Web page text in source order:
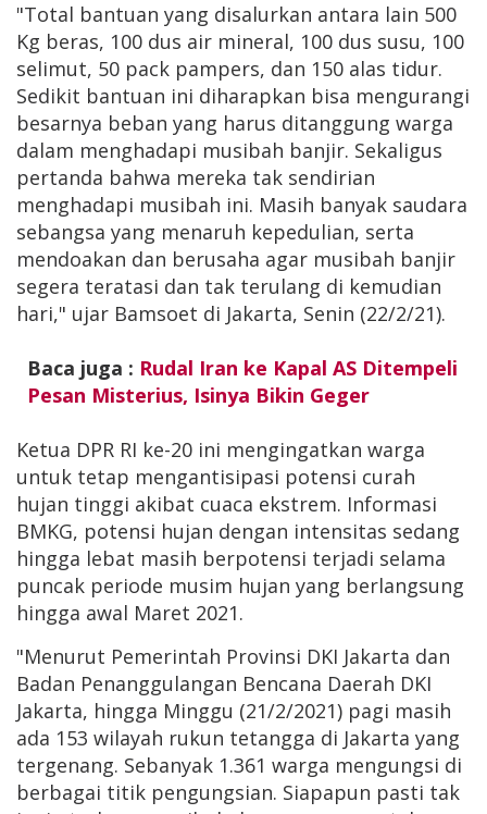
"Total bantuan yang disalurkan antara lain 500
Kg beras, 100 dus air mineral, 100 dus susu, 100
selimut, 50 pack pampers, dan 150 alas tidur.
Sedikit bantuan ini diharapkan bisa mengurangi
besarnya beban yang harus ditanggung warga
dalam menghadapi musibah banjir. Sekaligus
pertanda bahwa mereka tak sendirian
menghadapi musibah ini. Masih banyak saudara
sebangsa yang menaruh kepedulian, serta
mendoakan dan berusaha agar musibah banjir
segera teratasi dan tak terulang di kemudian
hari," ujar Bamsoet di Jakarta, Senin (22/2/21).
Baca juga : Rudal Iran ke Kapal AS Ditempeli
Pesan Misterius, Isinya Bikin Geger
Ketua DPR RI ke-20 ini mengingatkan warga
untuk tetap mengantisipasi potensi curah
hujan tinggi akibat cuaca ekstrem. Informasi
BMKG, potensi hujan dengan intensitas sedang
hingga lebat masih berpotensi terjadi selama
puncak periode musim hujan yang berlangsung
hingga awal Maret 2021.
"Menurut Pemerintah Provinsi DKI Jakarta dan
Badan Penanggulangan Bencana Daerah DKI
Jakarta, hingga Minggu (21/2/2021) pagi masih
ada 153 wilayah rukun tetangga di Jakarta yang
tergenang. Sebanyak 1.361 warga mengungsi di
berbagai titik pengungsian. Siapapun pasti tak